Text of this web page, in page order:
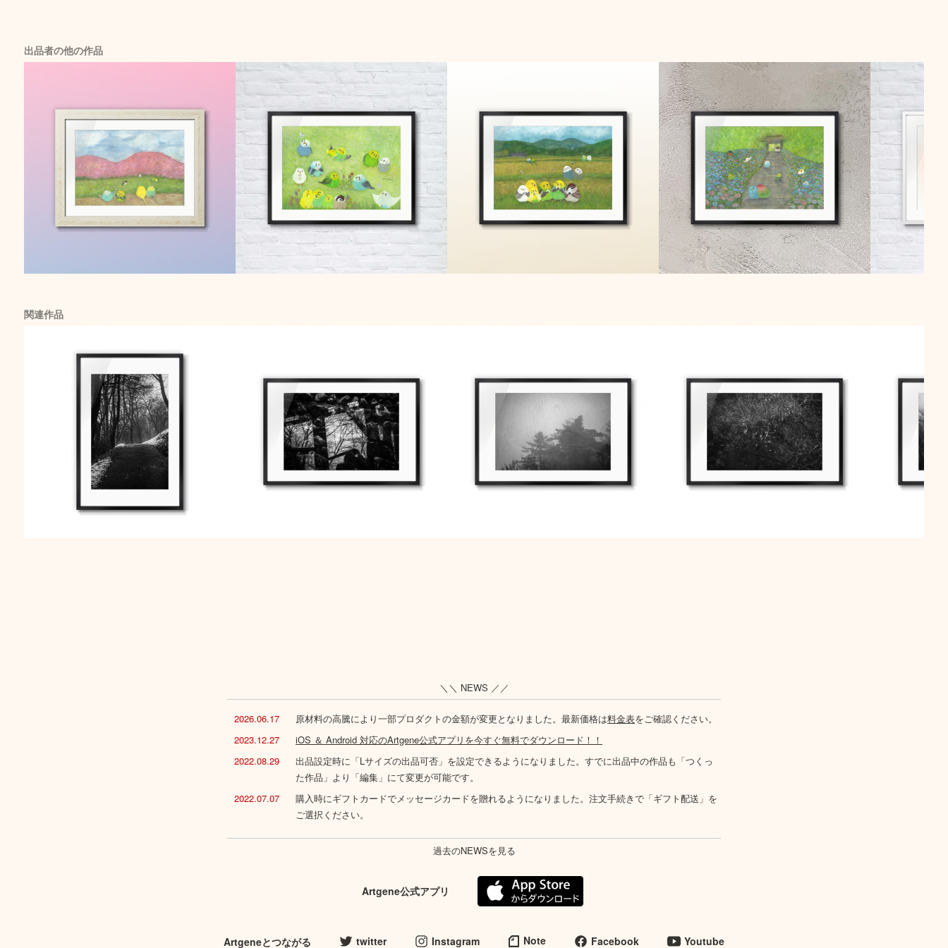
出品者の他の作品
関連作品
＼＼ NEWS ／／
2026.06.17 原材料の高騰により一部プロダクトの金額が変更となりました。最新価格は料金表をご確認ください。
2023.12.27
iOS ＆ Android 対応のArtgene公式アプリを今すぐ無料でダウンロード！！
2022.08.29
出品設定時に「Lサイズの出品可否」を設定できるようになりました。すでに出品中の作品も「つくっ
た作品」より「編集」にて変更が可能です。
2022.07.07
購入時にギフトカードでメッセージカードを贈れるようになりました。注文手続きで「ギフト配送」を
ご選択ください。
過去のNEWSを見る
Artgene公式アプリ
Artgeneとつながる twitter Instagram Note Facebook Youtube